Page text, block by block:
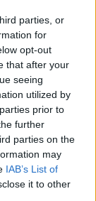
parties, or
for
opt-out
that after your
seeing
utilized by
prior to
further
parties on the
may
IAB’s List of
it to other